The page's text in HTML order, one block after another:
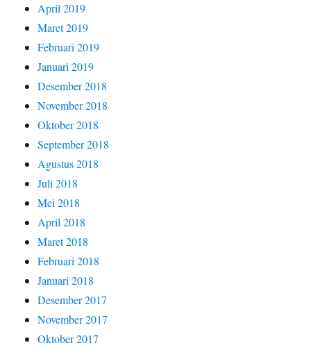
April 2019
Maret 2019
Februari 2019
Januari 2019
Desember 2018
November 2018
Oktober 2018
September 2018
Agustus 2018
Juli 2018
Mei 2018
April 2018
Maret 2018
Februari 2018
Januari 2018
Desember 2017
November 2017
Oktober 2017